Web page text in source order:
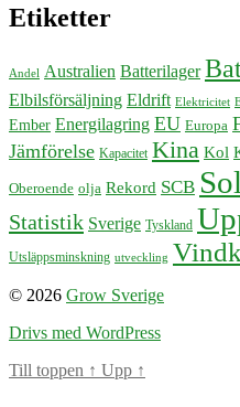
Etiketter
Andel Australien Batterilager
Elbilsförsäljning Eldrift Elektricitet
Ember Energilagring EU Europa
Jämförelse Kapacitet Kina Kol
Oberoende olja Rekord SCB
Statistik Sverige Tyskland
Utsläppsminskning utveckling
© 2026 Grow Sverige
Drivs med WordPress
Till toppen ↑ Upp ↑